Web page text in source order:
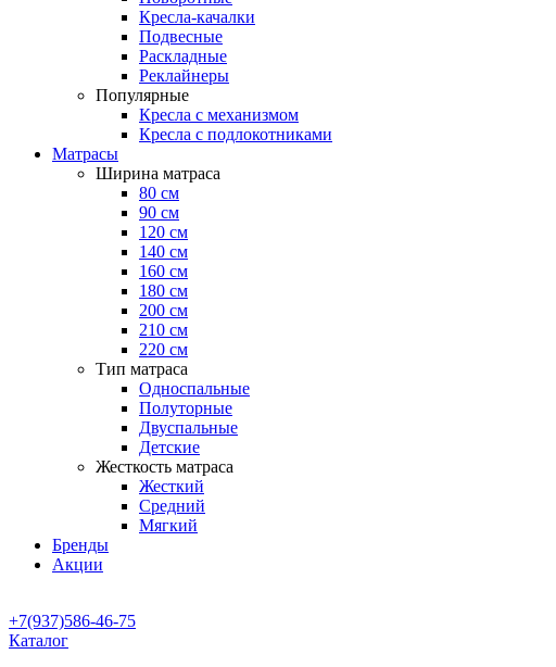
Кресла-качалки
Подвесные
Раскладные
Реклайнеры
Популярные
Кресла с механизмом
Кресла с подлокотниками
Матрасы
Ширина матраса
80 см
90 см
120 см
140 см
160 см
180 см
200 см
210 см
220 см
Тип матраса
Односпальные
Полуторные
Двуспальные
Детские
Жесткость матраса
Жесткий
Средний
Мягкий
Бренды
Акции
+7(937)586-46-75
Каталог